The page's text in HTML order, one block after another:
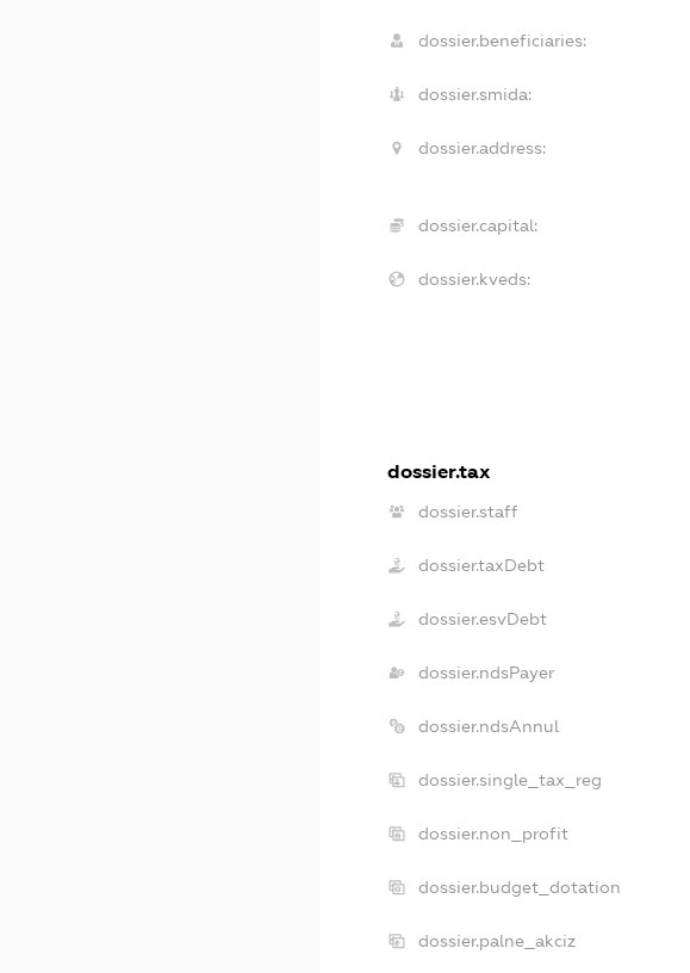
dossier.beneficiaries:
dossier.smida:
dossier.address:
dossier.capital:
dossier.kveds:
dossier.tax
dossier.staff
dossier.taxDebt
dossier.esvDebt
dossier.ndsPayer
dossier.ndsAnnul
dossier.single_tax_reg
dossier.non_profit
dossier.budget_dotation
dossier.palne_akciz